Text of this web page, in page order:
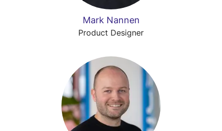
Mark Nannen
Product Designer